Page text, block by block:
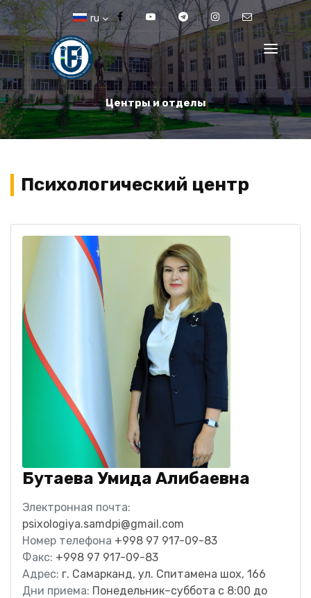
ru
Центры и отделы
Психологический центр
Бутаева Умида Алибаевна
Электронная почта:
psixologiya.samdpi@gmail.com
Номер телефона +998 97 917-09-83
Факс: +998 97 917-09-83
Адрес: г. Самарканд, ул. Спитамена шох, 166
Дни приема: Понедельник–суббота с 8:00 до